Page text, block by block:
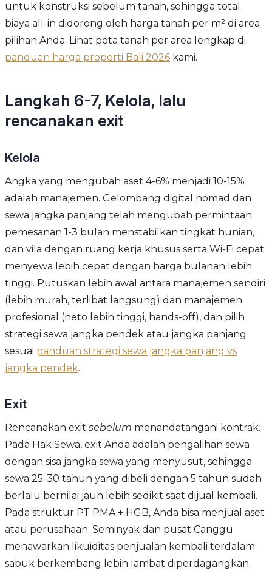
untuk konstruksi sebelum tanah, sehingga total
biaya all-in didorong oleh harga tanah per m² di area
pilihan Anda. Lihat peta tanah per area lengkap di
panduan harga properti Bali 2026 kami.
Langkah 6-7, Kelola, lalu
rencanakan exit
Kelola
Angka yang mengubah aset 4-6% menjadi 10-15%
adalah manajemen. Gelombang digital nomad dan
sewa jangka panjang telah mengubah permintaan:
pemesanan 1-3 bulan menstabilkan tingkat hunian,
dan vila dengan ruang kerja khusus serta Wi-Fi cepat
menyewa lebih cepat dengan harga bulanan lebih
tinggi. Putuskan lebih awal antara manajemen sendiri
(lebih murah, terlibat langsung) dan manajemen
profesional (neto lebih tinggi, hands-off), dan pilih
strategi sewa jangka pendek atau jangka panjang
sesuai panduan strategi sewa jangka panjang vs
jangka pendek.
Exit
Rencanakan exit sebelum menandatangani kontrak.
Pada Hak Sewa, exit Anda adalah pengalihan sewa
dengan sisa jangka sewa yang menyusut, sehingga
sewa 25-30 tahun yang dibeli dengan 5 tahun sudah
berlalu bernilai jauh lebih sedikit saat dijual kembali.
Pada struktur PT PMA + HGB, Anda bisa menjual aset
atau perusahaan. Seminyak dan pusat Canggu
menawarkan likuiditas penjualan kembali terdalam;
sabuk berkembang lebih lambat diperdagangkan